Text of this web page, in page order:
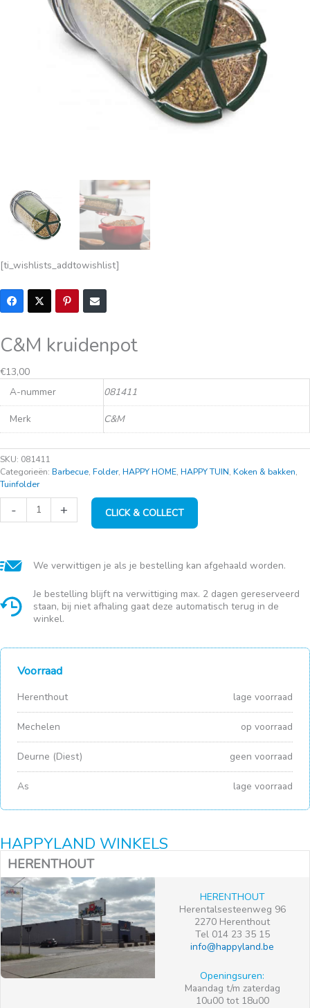
[ti_wishlists_addtowishlist]
C&M kruidenpot
Oorspronkelijke
prijs
was:
€26,50.
€13,00Huidige
prijs
is:
€13,00.
A-nummer 081411
Merk C&M
SKU: 081411
Categorieën: Barbecue, Folder, HAPPY HOME, HAPPY TUIN, Koken & bakken,
Tuinfolder
-
C&M
kruidenpot
+ CLICK & COLLECT
We verwittigen je als je bestelling kan afgehaald worden.
Je bestelling blijft na verwittiging max. 2 dagen gereserveerd
staan, bij niet afhaling gaat deze automatisch terug in de
winkel.
Voorraad
Herenthout lage voorraad
Mechelen op voorraad
Deurne (Diest) geen voorraad
As lage voorraad
HAPPYLAND WINKELS
HERENTHOUT
HERENTHOUT
Herentalsesteenweg 96
2270 Herenthout
Tel 014 23 35 15
info@happyland.be
Openingsuren:
Maandag t/m zaterdag
10u00 tot 18u00